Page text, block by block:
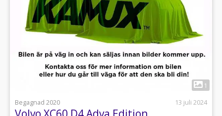
1
Begagnad 2020
13 juli 2024